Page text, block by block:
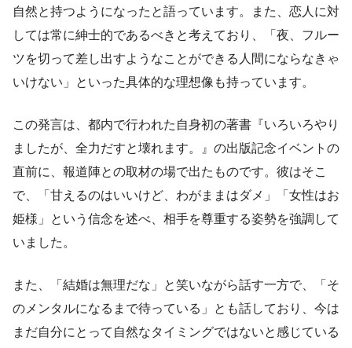
自然と持つようになったと語っています。また、恋人に対
しては常に紳士的であるべきと考えており、「夜、フルー
ツを切って差し出すようなことができる人間にならなきゃ
いけない」といった具体的な理想像も持っています。
この発言は、都内で行われた自身初の著書『いろいろやり
ましたが、全力だすと壊れます。』の出版記念イベントの
直前に、報道陣との取材の場で出たものです。彼はそこ
で、「甘えるのはいいけど、わがままはダメ」「女性はお
姫様」という信念を述べ、相手を尊重する姿勢を強調して
いました。
また、「結婚は無理だな」と笑いながら話す一方で、「そ
のメンタルになるまで待っている」とも話しており、今は
まだ自分にとって自然なタイミングではないと感じている